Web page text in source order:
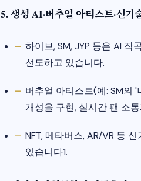
5. 생성 AI·버추얼 아티스트·신기
하이브, SM, JYP 등은 AI
선도하고 있습니다.
버추얼 아티스트(예: SM의 '
개성을 구현, 실시간 팬 소
NFT, 메타버스, AR/VR 등
있습니다1.